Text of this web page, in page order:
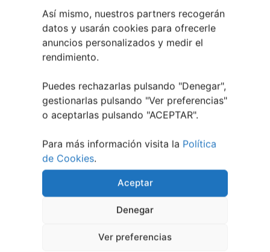
Así mismo, nuestros partners recogerán
datos y usarán cookies para ofrecerle
anuncios personalizados y medir el
rendimiento.
Puedes rechazarlas pulsando "Denegar",
gestionarlas pulsando "Ver preferencias"
o aceptarlas pulsando "ACEPTAR".
Para más información visita la Política
de Cookies.
Aceptar
Denegar
Ver preferencias
● Presenten contenido ofensivo o ilegal
● Falseen datos
9. Cancelación o modificación
Vigoplan se reserva el derecho de:
● Modificar las bases
Por causas justificadas o de fuerza mayor.
10. Protección de datos
Responsable: Vigoplan TU VIGO PLAN S.L.U. Email: